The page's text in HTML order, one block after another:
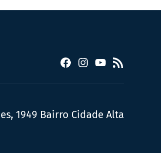
Facebook
Instagram
YouTube
RSS
1949 Bairro Cidade Alta